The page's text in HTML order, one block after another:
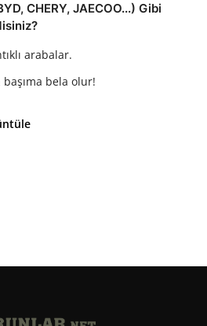
CHERY, JAECOO...) Gibi
arabalar.
başıma bela olur!